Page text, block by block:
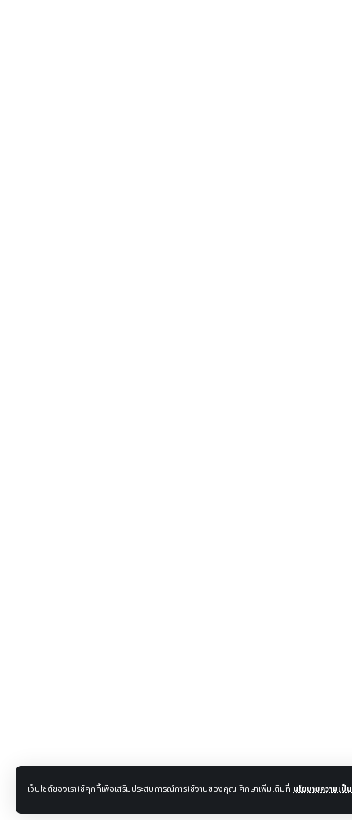
เว็บไซต์ของเราใช้คุกกี้เพื่อเสริมประสบการณ์การใช้งานของคุณ ศึกษาเพิ่มเติมที่ นโยบายความเป็